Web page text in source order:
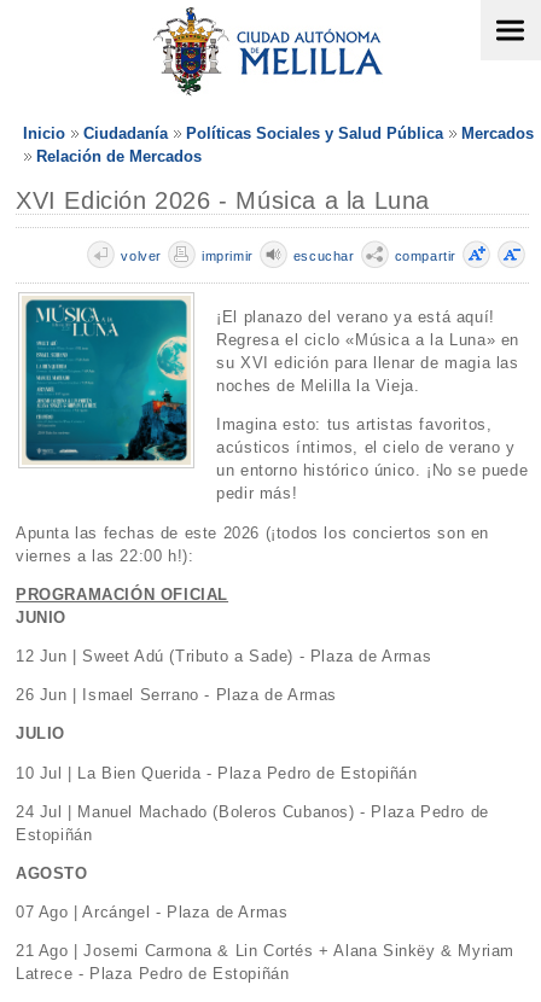
Inicio Ciudadanía Políticas Sociales y Salud Pública
Mercados
Relación de Mercados
XVI Edición 2026 - Música a la Luna
compartir
escuchar
imprimir
volver
¡El planazo del verano ya está aquí!
Regresa el ciclo «Música a la Luna» en
su XVI edición para llenar de magia las
noches de Melilla la Vieja.
Imagina esto: tus artistas favoritos,
acústicos íntimos, el cielo de verano y
un entorno histórico único. ¡No se puede
pedir más!
Apunta las fechas de este 2026 (¡todos los conciertos son en
viernes a las 22:00 h!):
PROGRAMACIÓN OFICIAL
JUNIO
12 Jun | Sweet Adú (Tributo a Sade) - Plaza de Armas
26 Jun | Ismael Serrano - Plaza de Armas
JULIO
10 Jul | La Bien Querida - Plaza Pedro de Estopiñán
24 Jul | Manuel Machado (Boleros Cubanos) - Plaza Pedro de
Estopiñán
AGOSTO
07 Ago | Arcángel - Plaza de Armas
21 Ago | Josemi Carmona & Lin Cortés + Alana Sinkëy & Myriam
Latrece - Plaza Pedro de Estopiñán